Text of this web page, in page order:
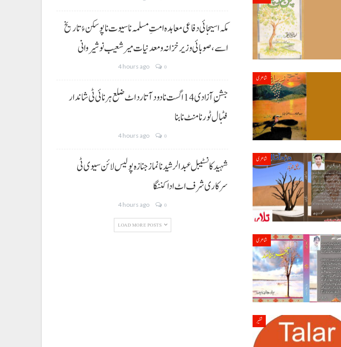
شاعری
شاعری
شاعری
شئیر
مکہ اسیجائی دفاعی معاہدہ امتِ مسلمہ نا سیوت نا پوسکن ءُ تاریخ
اسے، صوبائی وزیر خزانہ و معدنیات میر شعیب نوشیروانی
4 hours ago 0
جشنِ آزادی 14 اگست نا دود آتا رد اٹ ضلع ہرنائی ٹی شاندار
فٹبال ٹورنامنٹ نا بنا
4 hours ago 0
شہید کانسٹیبل عبدالرشید نا نماز جنازہ پولیس لائن سیوی ٹی
سرکاری شرف اٹ ادا کننگا
4 hours ago 0
LOAD MORE POSTS